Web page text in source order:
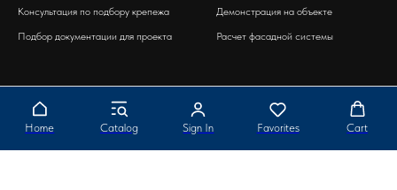
Home Catalog Sign In Favorites Cart
Консультация по подбору крепежа
Подбор документации для проекта
Демонстрация на объекте
Расчет фасадной системы